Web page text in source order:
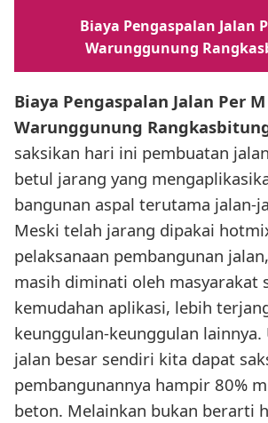
Biaya Pengaspalan Jalan
Warunggunung
Biaya Pengaspalan Jalan Per
Warunggunung
saksikan hari ini pembuatan
betul jarang yang
bangunan aspal terutama jalan-
Meski telah jarang dipakai
pelaksanaan pembangunan
masih diminati oleh masyarakat
kemudahan aplikasi, lebih
keunggulan-keunggulan
jalan besar sendiri kita dapat
pembangunannya hampir 80%
beton. Melainkan bukan berarti